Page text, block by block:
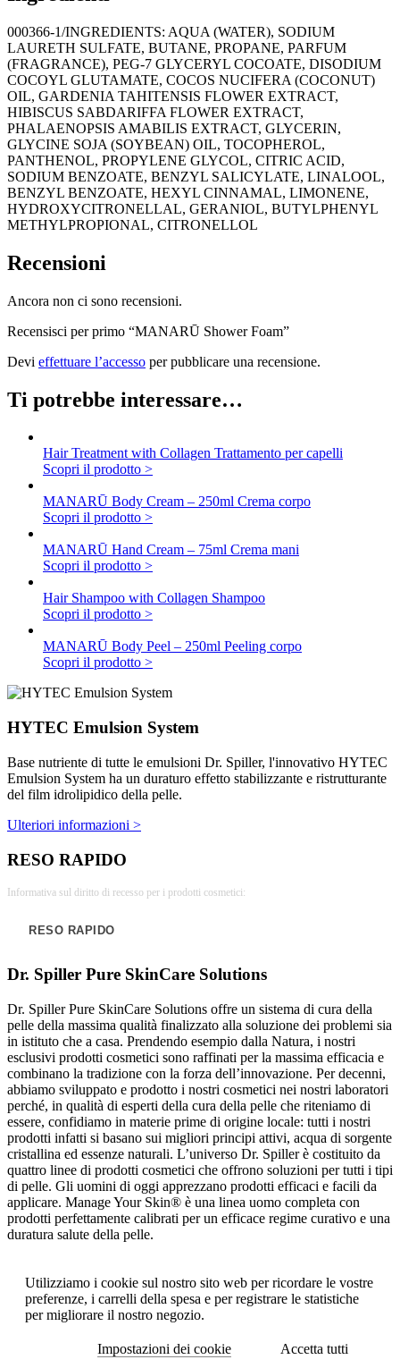
000366-1/INGREDIENTS: AQUA (WATER), SODIUM
LAURETH SULFATE, BUTANE, PROPANE, PARFUM
(FRAGRANCE), PEG-7 GLYCERYL COCOATE, DISODIUM
COCOYL GLUTAMATE, COCOS NUCIFERA (COCONUT)
OIL, GARDENIA TAHITENSIS FLOWER EXTRACT,
HIBISCUS SABDARIFFA FLOWER EXTRACT,
PHALAENOPSIS AMABILIS EXTRACT, GLYCERIN,
GLYCINE SOJA (SOYBEAN) OIL, TOCOPHEROL,
PANTHENOL, PROPYLENE GLYCOL, CITRIC ACID,
SODIUM BENZOATE, BENZYL SALICYLATE, LINALOOL,
BENZYL BENZOATE, HEXYL CINNAMAL, LIMONENE,
HYDROXYCITRONELLAL, GERANIOL, BUTYLPHENYL
METHYLPROPIONAL, CITRONELLOL
Recensioni
Ancora non ci sono recensioni.
Recensisci per primo “MANARŪ Shower Foam”
Devi effettuare l’accesso per pubblicare una recensione.
Ti potrebbe interessare…
Hair Treatment with Collagen Trattamento per capelli
Scopri il prodotto >
MANARŪ Body Cream – 250ml Crema corpo
Scopri il prodotto >
MANARŪ Hand Cream – 75ml Crema mani
Scopri il prodotto >
Hair Shampoo with Collagen Shampoo
Scopri il prodotto >
MANARŪ Body Peel – 250ml Peeling corpo
Scopri il prodotto >
HYTEC Emulsion System
Base nutriente di tutte le emulsioni Dr. Spiller, l'innovativo HYTEC
Emulsion System ha un duraturo effetto stabilizzante e ristrutturante
del film idrolipidico della pelle.
Ulteriori informazioni >
RESO RAPIDO
Informativa sul diritto di recesso per i prodotti cosmetici:
RESO RAPIDO
Dr. Spiller Pure SkinCare Solutions
Dr. Spiller Pure SkinCare Solutions offre un sistema di cura della
pelle della massima qualità finalizzato alla soluzione dei problemi sia
in istituto che a casa. Prendendo esempio dalla Natura, i nostri
esclusivi prodotti cosmetici sono raffinati per la massima efficacia e
combinano la tradizione con la forza dell’innovazione. Per decenni,
abbiamo sviluppato e prodotto i nostri cosmetici nei nostri laboratori
perché, in qualità di esperti della cura della pelle che riteniamo di
essere, confidiamo in materie prime di origine locale: tutti i nostri
prodotti infatti si basano sui migliori principi attivi, acqua di sorgente
cristallina ed essenze naturali. L’universo Dr. Spiller è costituito da
quattro linee di prodotti cosmetici che offrono soluzioni per tutti i tipi
di pelle. Gli uomini di oggi apprezzano prodotti efficaci e facili da
applicare. Manage Your Skin® è una linea uomo completa con
prodotti perfettamente calibrati per un efficace regime curativo e una
duratura salute della pelle.
Utilizziamo i cookie sul nostro sito web per ricordare le vostre
preferenze, i carrelli della spesa e per registrare le statistiche
per migliorare il nostro negozio.
Impostazioni dei cookie Accetta tutti